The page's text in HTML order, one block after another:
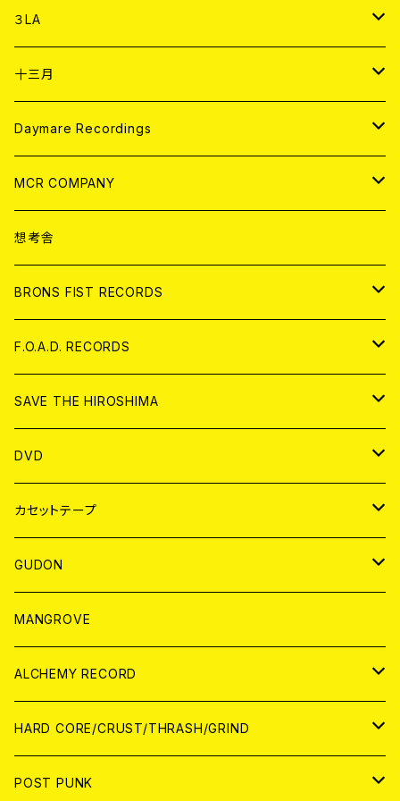
DIGITAL CONTENTS
アナログ
CD
ANALOG
アパレル
３LA
CD
ANALOG
十三月
CD
ANALOG
Daymare Recordings
CD
ANALOG
MCR COMPANY
CD
アパレル
ANALOG
想考舎
BRONS FIST RECORDS
CD
ANALOG
F.O.A.D. RECORDS
CD
ANALOG
SAVE THE HIROSHIMA
アパレル
BADGE
DVD
JAPAN
WORLD
カセットテープ
JAPAN
WORLD
GUDON
アパレル
PATCH
アナログ
DIGITAL CONTENTS
MANGROVE
ALCHEMY RECORD
CD
ANALOG
HARD CORE/CRUST/THRASH/GRIND
JAPAN
POST PUNK